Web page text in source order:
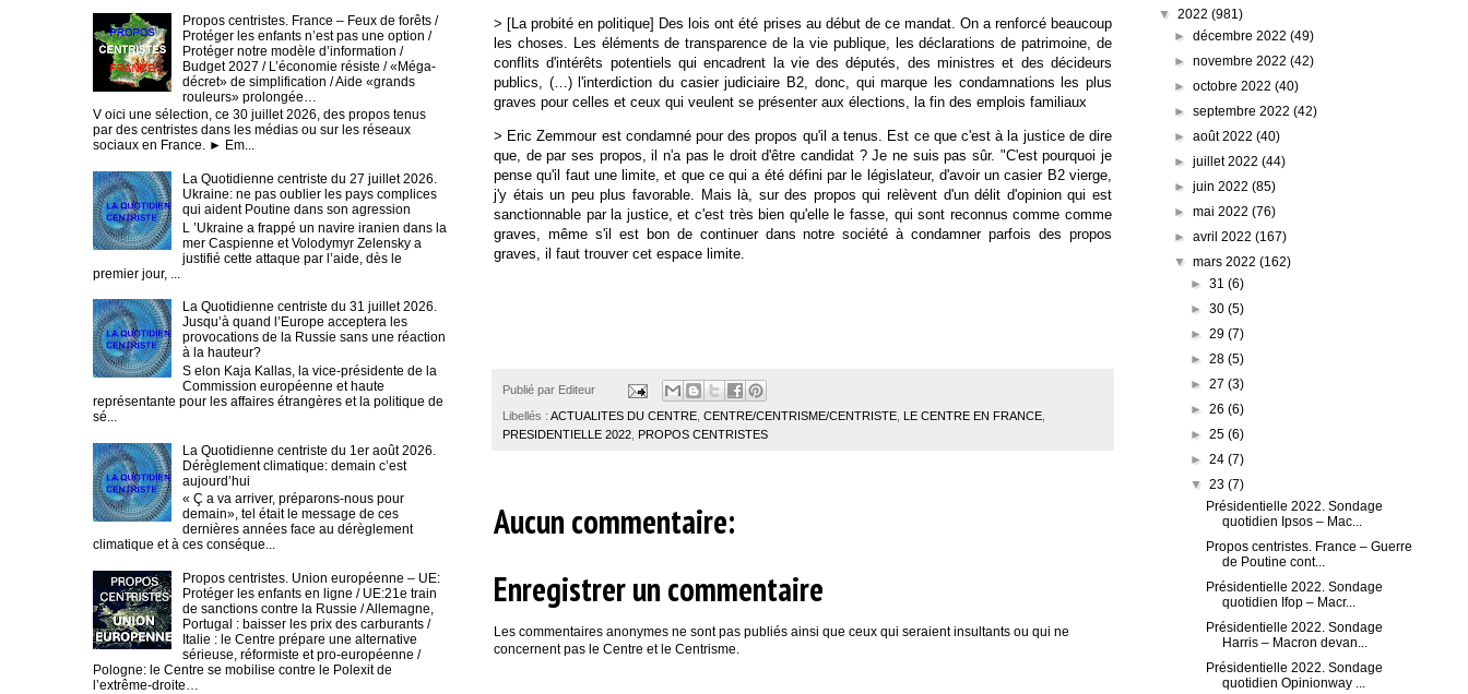
> [La probité en politique] Des lois ont été prises au début de ce mandat. On a renforcé beaucoup
les choses. Les éléments de transparence de la vie publique, les déclarations de patrimoine, de
conflits d'intérêts potentiels qui encadrent la vie des députés, des ministres et des décideurs
publics, (…) l'interdiction du casier judiciaire B2, donc, qui marque les condamnations les plus
graves pour celles et ceux qui veulent se présenter aux élections, la fin des emplois familiaux
> Eric Zemmour est condamné pour des propos qu'il a tenus. Est ce que c'est à la justice de dire
que, de par ses propos, il n'a pas le droit d'être candidat ? Je ne suis pas sûr. "C'est pourquoi je
pense qu'il faut une limite, et que ce qui a été défini par le législateur, d'avoir un casier B2 vierge,
j'y étais un peu plus favorable. Mais là, sur des propos qui relèvent d'un délit d'opinion qui est
sanctionnable par la justice, et c'est très bien qu'elle le fasse, qui sont reconnus comme comme
graves, même s'il est bon de continuer dans notre société à condamner parfois des propos
graves, il faut trouver cet espace limite.
Publié par Editeur
Libellés : ACTUALITES DU CENTRE, CENTRE/CENTRISME/CENTRISTE, LE CENTRE EN FRANCE,
PRESIDENTIELLE 2022, PROPOS CENTRISTES
Aucun commentaire:
Enregistrer un commentaire
Les commentaires anonymes ne sont pas publiés ainsi que ceux qui seraient insultants ou qui ne
concernent pas le Centre et le Centrisme.
Propos centristes. France – Feux de forêts /
Protéger les enfants n’est pas une option /
Protéger notre modèle d’information /
Budget 2027 / L’économie résiste / «Méga-
décret» de simplification / Aide «grands
rouleurs» prolongée…
V oici une sélection, ce 30 juillet 2026, des propos tenus
par des centristes dans les médias ou sur les réseaux
sociaux en France. ► Em...
La Quotidienne centriste du 27 juillet 2026.
Ukraine: ne pas oublier les pays complices
qui aident Poutine dans son agression
L ’Ukraine a frappé un navire iranien dans la
mer Caspienne et Volodymyr Zelensky a
justifié cette attaque par l’aide, dès le
premier jour, ...
La Quotidienne centriste du 31 juillet 2026.
Jusqu’à quand l’Europe acceptera les
provocations de la Russie sans une réaction
à la hauteur?
S elon Kaja Kallas, la vice-présidente de la
Commission européenne et haute
représentante pour les affaires étrangères et la politique de
sé...
La Quotidienne centriste du 1er août 2026.
Dérèglement climatique: demain c’est
aujourd’hui
« Ç a va arriver, préparons-nous pour
demain», tel était le message de ces
dernières années face au dérèglement
climatique et à ces conséque...
Propos centristes. Union européenne – UE:
Protéger les enfants en ligne / UE:21e train
de sanctions contre la Russie / Allemagne,
Portugal : baisser les prix des carburants /
Italie : le Centre prépare une alternative
sérieuse, réformiste et pro-européenne /
Pologne: le Centre se mobilise contre le Polexit de
l’extrême-droite…
▼ 2022 (981)
►décembre 2022(49)
►novembre 2022(42)
►octobre 2022(40)
►septembre 2022(42)
►août 2022(40)
►juillet 2022(44)
►juin 2022(85)
►mai 2022(76)
►avril 2022(167)
▼mars 2022(162)
► 31 (6)
► 30 (5)
► 29 (7)
► 28 (5)
► 27 (3)
► 26 (6)
► 25 (6)
► 24 (7)
▼ 23 (7)
Présidentielle 2022. Sondage
quotidien Ipsos – Mac...
Propos centristes. France – Guerre
de Poutine cont...
Présidentielle 2022. Sondage
quotidien Ifop – Macr...
Présidentielle 2022. Sondage
Harris – Macron devan...
Présidentielle 2022. Sondage
quotidien Opinionway ...